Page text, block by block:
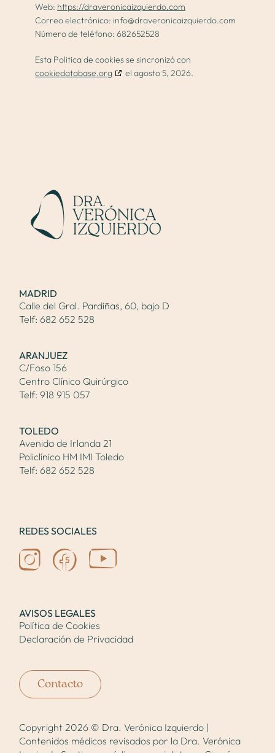
Web: https://draveronicaizquierdo.com
Correo electrónico: info@draveronicaizquierdo.com
Número de teléfono: 682652528
Esta Politica de cookies se sincronizó con
cookiedatabase.org
el agosto 5, 2026.
MADRID
Calle del Gral. Pardiñas, 60, bajo D
Telf:682 652 528
ARANJUEZ
C/Foso 156
Centro Clínico Quirúrgico
Telf:918 915 057
TOLEDO
Avenida de Irlanda 21
Policlínico HM IMI Toledo
Telf:682 652 528
REDES SOCIALES
AVISOS LEGALES
Política de Cookies
Declaración de Privacidad
Contacto
Copyright 2026 © Dra. Verónica Izquierdo |
Contenidos médicos revisados por la Dra. Verónica